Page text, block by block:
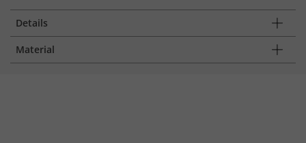
Details
Material